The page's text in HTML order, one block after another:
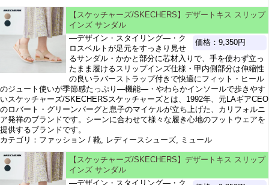
【スケッチャーズ/SKECHERS】デザートキス スリップ
インズ サンダル
価格：9,350円
―デザイン・スタイリング―・ク
ロスベルトが足元をすっきり見せ
るサンダル・かかと部分に芯材入りで、手を使わず立っ
たまま履けるスリップインズ仕様・甲内側部分は伸縮性
の良いラバーストラップ付きで快適にフィット・ヒール
のジュート使いが季節感たっぷり―機能―・やわらかインソールで歩きやす
いスケッチャーズ/SKECHERSスケッチャーズとは、1992年、元LAギアCEO
のロバート・グリーンバーグと息子のマイケルが立ち上げた、カリフォルニ
ア発祥のブランドです。シーンに合わせて様々な履き心地のフットウェアを
提供するブランドです。
カテゴリ：ファッション / 靴, レディースシューズ, ミュール
【スケッチャーズ/SKECHERS】デザートキス スリップ
インズ サンダル
―デザイン・スタイリング―・ク